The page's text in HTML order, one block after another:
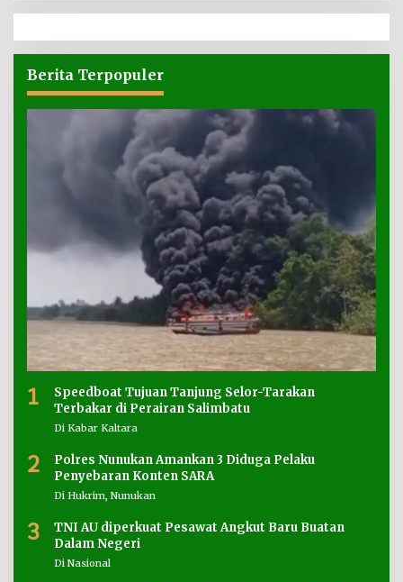
Berita Terpopuler
1
Speedboat Tujuan Tanjung Selor-Tarakan
Terbakar di Perairan Salimbatu
Di Kabar Kaltara
2
Polres Nunukan Amankan 3 Diduga Pelaku
Penyebaran Konten SARA
Di Hukrim, Nunukan
3
TNI AU diperkuat Pesawat Angkut Baru Buatan
Dalam Negeri
Di Nasional